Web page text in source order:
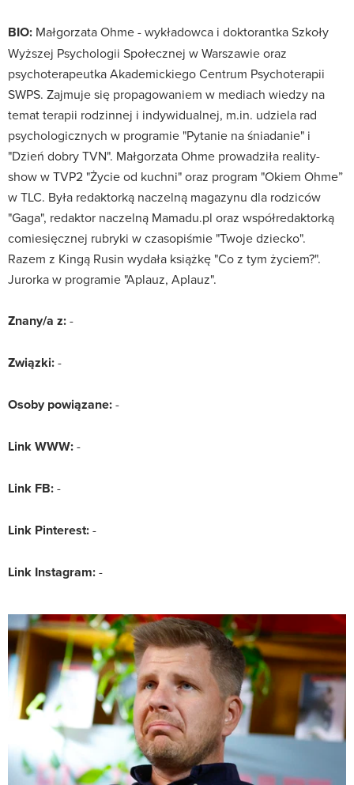
BIO: Małgorzata Ohme - wykładowca i doktorantka Szkoły
Wyższej Psychologii Społecznej w Warszawie oraz
psychoterapeutka Akademickiego Centrum Psychoterapii
SWPS. Zajmuje się propagowaniem w mediach wiedzy na
temat terapii rodzinnej i indywidualnej, m.in. udziela rad
psychologicznych w programie "Pytanie na śniadanie" i
"Dzień dobry TVN". Małgorzata Ohme prowadziła reality-
show w TVP2 "Życie od kuchni" oraz program "Okiem Ohme”
w TLC. Była redaktorką naczelną magazynu dla rodziców
"Gaga", redaktor naczelną Mamadu.pl oraz współredaktorką
comiesięcznej rubryki w czasopiśmie "Twoje dziecko".
Razem z Kingą Rusin wydała książkę "Co z tym życiem?".
Jurorka w programie "Aplauz, Aplauz".
Znany/a z:-
Związki:-
Osoby powiązane:-
Link WWW:-
Link FB:-
Link Pinterest:-
Link Instagram:-